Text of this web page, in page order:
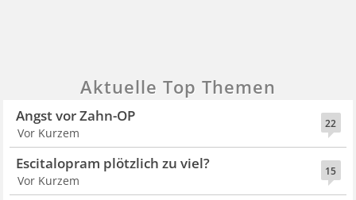
Aktuelle Top Themen
22
Angst vor Zahn-OP
Vor Kurzem
15
Escitalopram plötzlich zu viel?
Vor Kurzem